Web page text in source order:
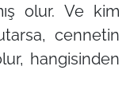
olur. Ve kim
cennetin
hangisinden